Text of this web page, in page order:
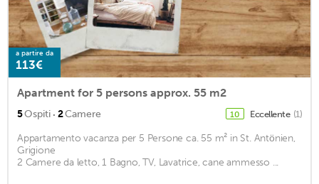
a partire da
113€
Apartment for 5 persons approx. 55 m2
5Ospiti · 2Camere 10 Eccellente (1)
Appartamento vacanza per 5 Persone ca. 55 m² in St. Antönien,
Grigione
2 Camere da letto, 1 Bagno, TV, Lavatrice, cane ammesso ...